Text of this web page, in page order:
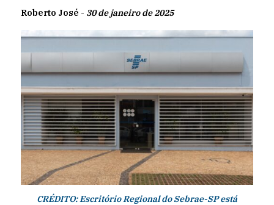
Roberto José - 30 de janeiro de 2025
CRÉDITO: Escritório Regional do Sebrae-SP está